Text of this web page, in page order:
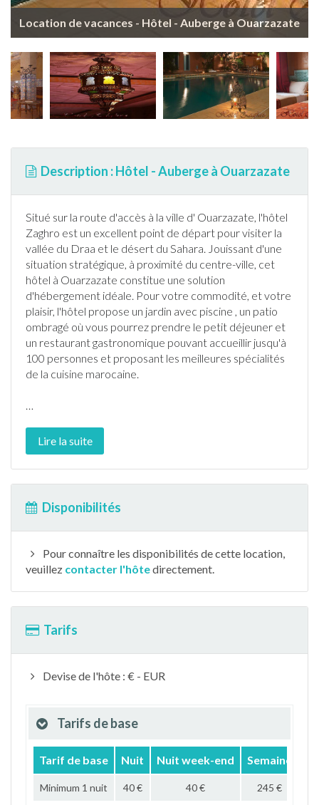
Location de vacances - Hôtel - Auberge à Ouarzazate
Description : Hôtel - Auberge à Ouarzazate
Situé sur la route d'accès à la ville d' Ouarzazate, l'hôtel
Zaghro est un excellent point de départ pour visiter la
vallée du Draa et le désert du Sahara. Jouissant d'une
situation stratégique, à proximité du centre-ville, cet
hôtel à Ouarzazate constitue une solution
d'hébergement idéale. Pour votre commodité, et votre
plaisir, l'hôtel propose un jardin avec piscine , un patio
ombragé où vous pourrez prendre le petit déjeuner et
un restaurant gastronomique pouvant accueillir jusqu'à
100 personnes et proposant les meilleures spécialités
de la cuisine marocaine.
…
Lire la suite
Disponibilités
Pour connaître les disponibilités de cette location,
veuillez contacter l'hôtedirectement.
Tarifs
Devise de l'hôte : € - EUR
Tarifs de base
Tarif de base Nuit Nuit week-end Semaine
Minimum 1 nuit 40 € 40 € 245 €